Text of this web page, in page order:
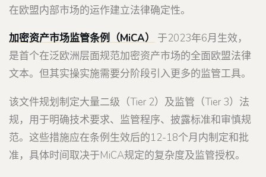
在欧盟内部市场的运作建立法律确定性。
加密资产市场监管条例（MiCA）
于2023年6月生效，
是首个在泛欧洲层面规范加密资产市场的全面欧盟法律
文本。但其实操实施需要分阶段引入更多的监管工具。
该文件规划制定大量二级（Tier 2）及监管（Tier 3）法
规，用于明确技术要求、监管程序、披露标准和审慎规
范。这些措施应在条例生效后的12-18个月内制定和批
准，具体时间取决于MiCA规定的复杂度及监管授权。